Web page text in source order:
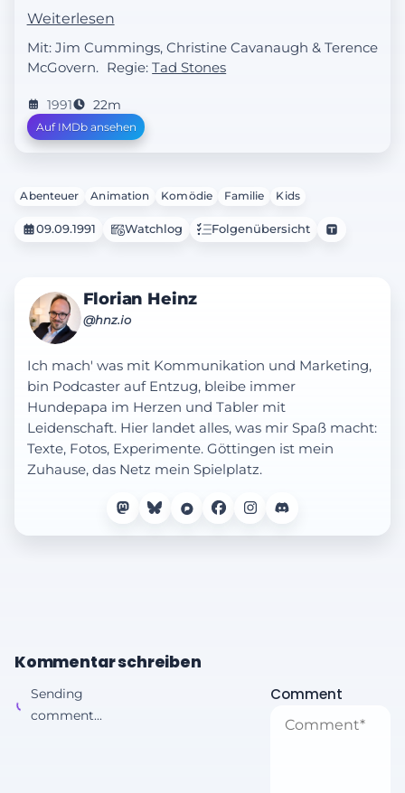
selbstmordgefährdeter Kollege Buxbaum
versucht, auch Rhoda in ein Gemüse zu
verwandeln.
Weiterlesen
Mit: Jim Cummings, Christine Cavanaugh & Terence
McGovern. Regie:Tad Stones
1991 22m
Auf IMDb ansehen
Abenteuer Animation Komödie Familie Kids
09.09.1991 Watchlog Folgenübersicht
Florian Heinz
@hnz.io
Ich mach' was mit Kommunikation und Marketing,
bin Podcaster auf Entzug, bleibe immer
Hundepapa im Herzen und Tabler mit
Leidenschaft. Hier landet alles, was mir Spaß macht:
Texte, Fotos, Experimente. Göttingen ist mein
Zuhause, das Netz mein Spielplatz.
Kommentar schreiben
Sending
comment...
Comment